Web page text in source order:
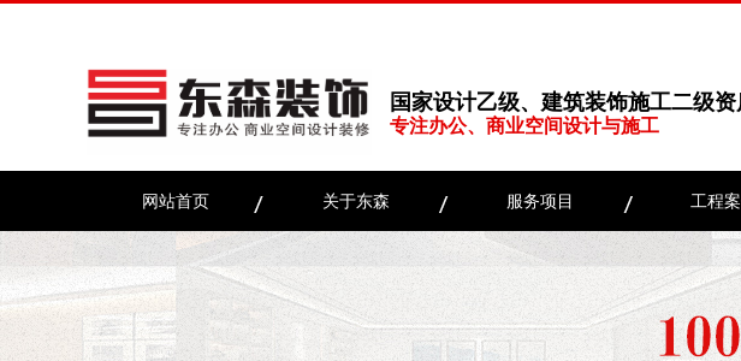
国家设计乙级、建筑装饰施工二级资
专注办公、商业空间设计与施工
网站首页 关于东森 服务项目 工程